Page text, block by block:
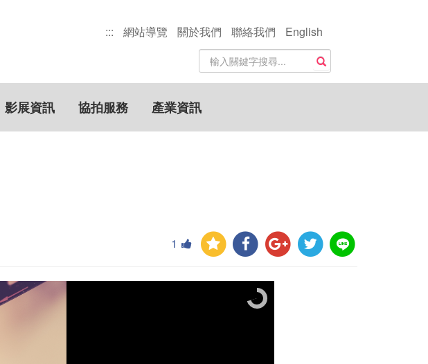
::: 網站導覽 關於我們 聯絡我們
English
站
內
搜
尋
關
鍵
搜尋
影展資訊 協拍服務 產業資訊
1